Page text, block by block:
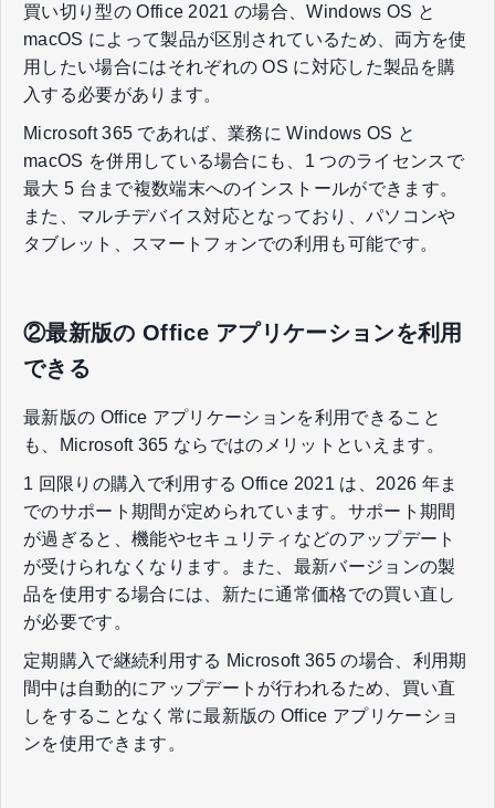
買い切り型の Office 2021 の場合、Windows OS と
macOS によって製品が区別されているため、両方を使
用したい場合にはそれぞれの OS に対応した製品を購
入する必要があります。
Microsoft 365 であれば、業務に Windows OS と
macOS を併用している場合にも、1 つのライセンスで
最大 5 台まで複数端末へのインストールができます。
また、マルチデバイス対応となっており、パソコンや
タブレット、スマートフォンでの利用も可能です。
②最新版の Office アプリケーションを利用
できる
最新版の Office アプリケーションを利用できること
も、Microsoft 365 ならではのメリットといえます。
1 回限りの購入で利用する Office 2021 は、2026 年ま
でのサポート期間が定められています。サポート期間
が過ぎると、機能やセキュリティなどのアップデート
が受けられなくなります。また、最新バージョンの製
品を使用する場合には、新たに通常価格での買い直し
が必要です。
定期購入で継続利用する Microsoft 365 の場合、利用期
間中は自動的にアップデートが行われるため、買い直
しをすることなく常に最新版の Office アプリケーショ
ンを使用できます。